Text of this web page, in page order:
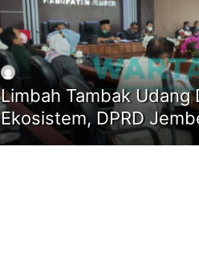
Limbah Tambak Udang
Ekosistem, DPRD